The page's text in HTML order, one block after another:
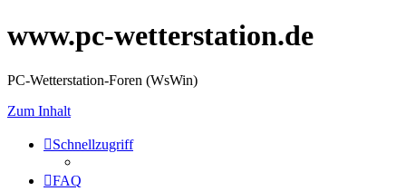
www.pc-wetterstation.de
PC-Wetterstation-Foren (WsWin)
Zum Inhalt
Schnellzugriff
FAQ